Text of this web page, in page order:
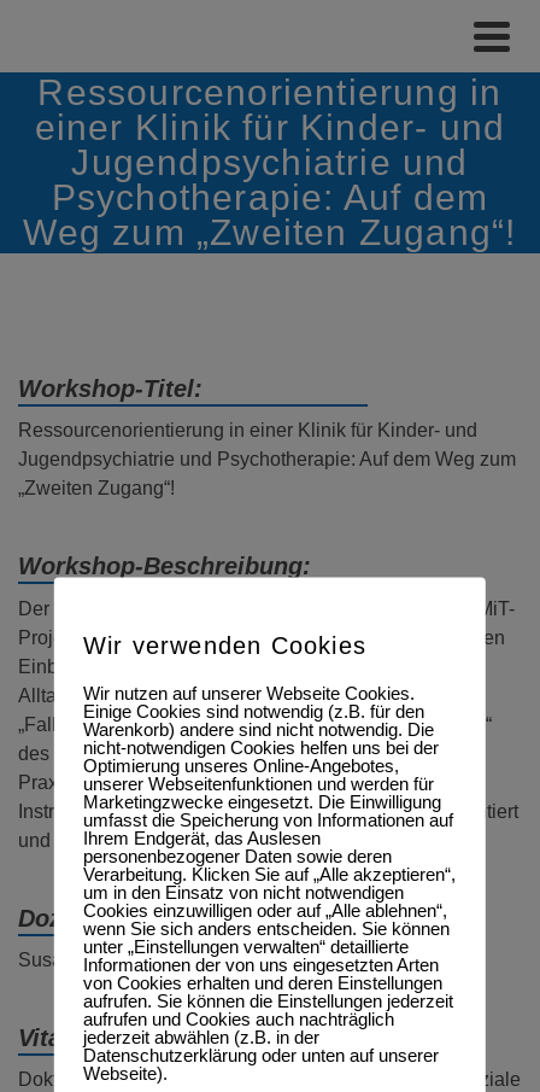
Ressourcenorientierung in
einer Klinik für Kinder- und
Jugendpsychiatrie und
Psychotherapie: Auf dem
Weg zum „Zweiten Zugang“!
Workshop-Titel:
Ressourcenorientierung in einer Klinik für Kinder- und
Jugendpsychiatrie und Psychotherapie: Auf dem Weg zum
„Zweiten Zugang“!
Workshop-Beschreibung:
Der Workshop soll aufbauend auf die Vorstellung des MiT-
Projekts und Forschungsfelds einen praktisch erlebbaren
Einblick bieten: An einem Fallbeispiels aus der
Alltagspraxis sollen die Interventionsbausteine
„Fallübergabe vor Aufnahme“ und „Planstrukturanalyse“
des Projekts praktisch erarbeitet werden. Weiter soll
Praxisforschung als methodisches und analysierendes
Instrument der Transformation von Alltagspraxis präsentiert
und diskutiert werden.
Dozent:
Susanne Settele M.A. Soziale Arbeit
Vita:
Doktorandin des Promotionszentrum HAW Hessen Soziale
Wir verwenden Cookies
Wir nutzen auf unserer Webseite Cookies.
Einige Cookies sind notwendig (z.B. für den
Warenkorb) andere sind nicht notwendig. Die
nicht-notwendigen Cookies helfen uns bei der
Optimierung unseres Online-Angebotes,
unserer Webseitenfunktionen und werden für
Marketingzwecke eingesetzt. Die Einwilligung
umfasst die Speicherung von Informationen auf
Ihrem Endgerät, das Auslesen
personenbezogener Daten sowie deren
Verarbeitung. Klicken Sie auf „Alle akzeptieren“,
um in den Einsatz von nicht notwendigen
Cookies einzuwilligen oder auf „Alle ablehnen“,
wenn Sie sich anders entscheiden. Sie können
unter „Einstellungen verwalten“ detaillierte
Informationen der von uns eingesetzten Arten
von Cookies erhalten und deren Einstellungen
aufrufen. Sie können die Einstellungen jederzeit
aufrufen und Cookies auch nachträglich
jederzeit abwählen (z.B. in der
Datenschutzerklärung oder unten auf unserer
Webseite).